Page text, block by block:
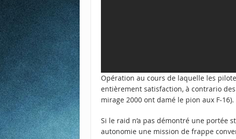
Opération au cours de laquelle les
entièrement satisfaction, à contrario
mirage 2000 ont damé le pion aux F-16).
Si le raid n’a pas démontré une portée
autonomie une mission de frappe